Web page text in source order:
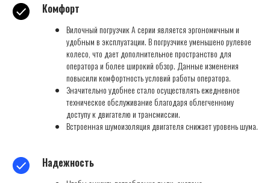
Комфорт
Вилочный погрузчик А серии является эргономичным и
удобным в эксплуатации. В погрузчике уменьшено рулевое
колесо, что дает дополнительное пространство для
оператора и более широкий обзор. Данные изменения
повысили комфортность условий работы оператора.
Значительно удобнее стало осуществлять ежедневное
техническое обслуживание благодаря облегченному
доступу к двигателю и трансмиссии.
Встроенная шумоизоляция двигателя снижает уровень шума.
Надежность